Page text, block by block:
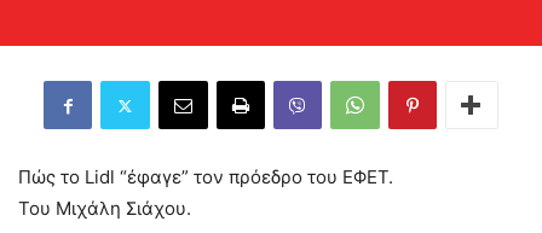
Πώς το Lidl “έφαγε” τον πρόεδρο του ΕΦΕΤ.
Του Μιχάλη Σιάχου.